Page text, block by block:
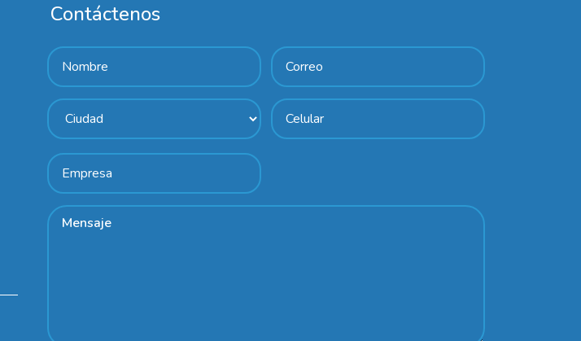
Contáctenos